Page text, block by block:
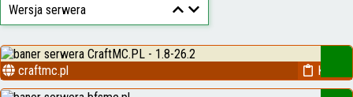
Wersja serwera
craftmc.pl Kopiuj